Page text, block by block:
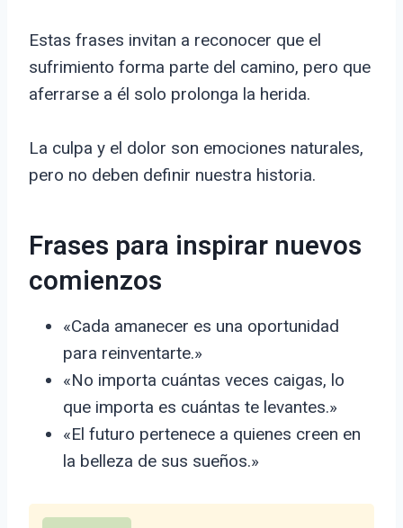
Estas frases invitan a reconocer que el
sufrimiento forma parte del camino, pero que
aferrarse a él solo prolonga la herida.
La culpa y el dolor son emociones naturales,
pero no deben definir nuestra historia.
Frases para inspirar nuevos
comienzos
«Cada amanecer es una oportunidad
para reinventarte.»
«No importa cuántas veces caigas, lo
que importa es cuántas te levantes.»
«El futuro pertenece a quienes creen en
la belleza de sus sueños.»